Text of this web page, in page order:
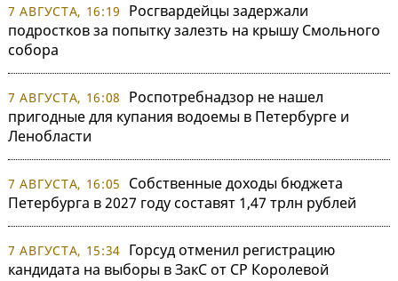
7 АВГУСТА, 16:19
Росгвардейцы задержали
подростков за попытку залезть на крышу Смольного
собора
7 АВГУСТА, 16:08
Роспотребнадзор не нашел
пригодные для купания водоемы в Петербурге и
Ленобласти
7 АВГУСТА, 16:05
Собственные доходы бюджета
Петербурга в 2027 году составят 1,47 трлн рублей
7 АВГУСТА, 15:34 Горсуд отменил регистрацию
кандидата на выборы в ЗакС от СР Королевой